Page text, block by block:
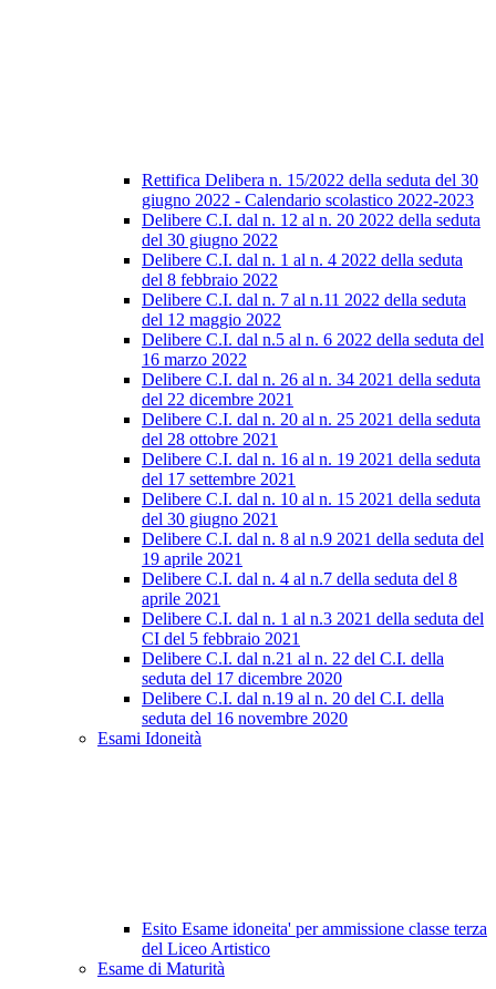
Rettifica Delibera n. 15/2022 della seduta del 30
giugno 2022 - Calendario scolastico 2022-2023
Delibere C.I. dal n. 12 al n. 20 2022 della seduta
del 30 giugno 2022
Delibere C.I. dal n. 1 al n. 4 2022 della seduta
del 8 febbraio 2022
Delibere C.I. dal n. 7 al n.11 2022 della seduta
del 12 maggio 2022
Delibere C.I. dal n.5 al n. 6 2022 della seduta del
16 marzo 2022
Delibere C.I. dal n. 26 al n. 34 2021 della seduta
del 22 dicembre 2021
Delibere C.I. dal n. 20 al n. 25 2021 della seduta
del 28 ottobre 2021
Delibere C.I. dal n. 16 al n. 19 2021 della seduta
del 17 settembre 2021
Delibere C.I. dal n. 10 al n. 15 2021 della seduta
del 30 giugno 2021
Delibere C.I. dal n. 8 al n.9 2021 della seduta del
19 aprile 2021
Delibere C.I. dal n. 4 al n.7 della seduta del 8
aprile 2021
Delibere C.I. dal n. 1 al n.3 2021 della seduta del
CI del 5 febbraio 2021
Delibere C.I. dal n.21 al n. 22 del C.I. della
seduta del 17 dicembre 2020
Delibere C.I. dal n.19 al n. 20 del C.I. della
seduta del 16 novembre 2020
Esami Idoneità
Esito Esame idoneita' per ammissione classe terza
del Liceo Artistico
Esame di Maturità